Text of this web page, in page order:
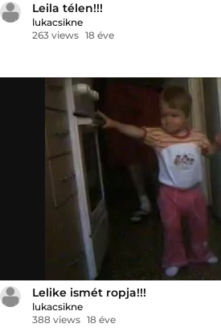
Leila télen!!!
lukacsikne
263 views 18 éve
Lelike ismét ropja!!!
lukacsikne
388 views 18 éve